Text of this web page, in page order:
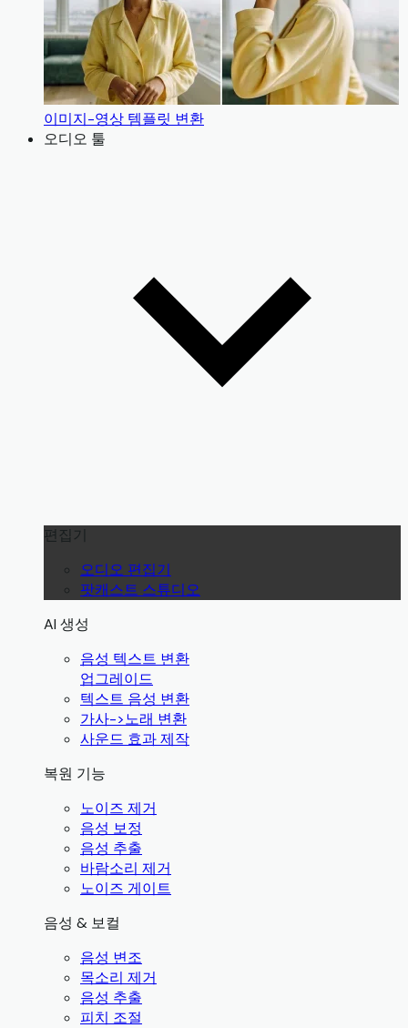
이미지-영상 템플릿 변환
오디오 툴
편집기
오디오 편집기
팟캐스트 스튜디오
AI 생성
음성 텍스트 변환
업그레이드
텍스트 음성 변환
가사->노래 변환
사운드 효과 제작
복원 기능
노이즈 제거
음성 보정
음성 추출
바람소리 제거
노이즈 게이트
음성 & 보컬
음성 변조
목소리 제거
음성 추출
피치 조절